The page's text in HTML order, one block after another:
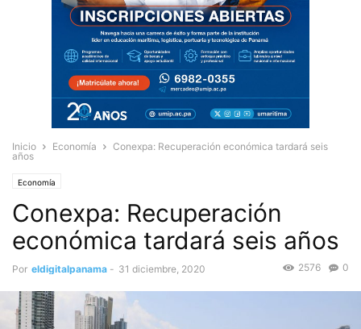
Inicio Economía
Conexpa: Recuperación económica tardará seis
años
Economía
Conexpa: Recuperación
económica tardará seis años
Por eldigitalpanama - 31 diciembre, 2020 0
2576